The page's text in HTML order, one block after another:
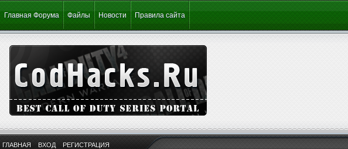
Главная Форума Файлы Новости Правила сайта
ГЛАВНАЯ ВХОД РЕГИСТРАЦИЯ